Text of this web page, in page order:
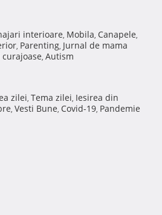
interioare, Mobila, Canapele,
, Parenting, Jurnal de mama
curajoase, Autism
zilei, Tema zilei, Iesirea din
, Vesti Bune, Covid-19, Pandemie